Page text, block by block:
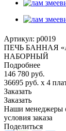
Артикул: p0019
ПЕЧЬ БАННАЯ
НАБОРНЫЙ
Подробнее
146 780 руб.
36695 руб. x 4
Заказать
Заказать
Наши менеджеры
условия заказа
Поделиться